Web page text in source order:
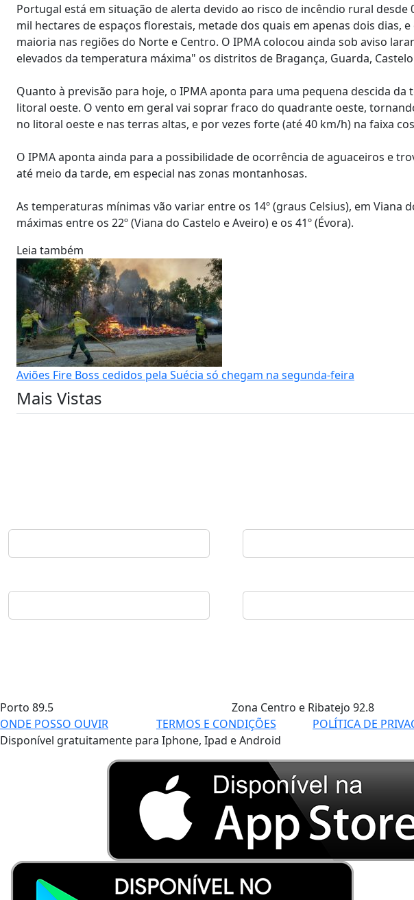
Portugal está em situação de alerta devido ao risco de incêndio rural desde
mil hectares de espaços florestais, metade dos quais em apenas dois dias,
maioria nas regiões do Norte e Centro. O IPMA colocou ainda sob aviso
elevados da temperatura máxima" os distritos de Bragança, Guarda,
Quanto à previsão para hoje, o IPMA aponta para uma pequena descida
litoral oeste. O vento em geral vai soprar fraco do quadrante oeste,
no litoral oeste e nas terras altas, e por vezes forte (até 40 km/h) na faixa
O IPMA aponta ainda para a possibilidade de ocorrência de aguaceiros e
até meio da tarde, em especial nas zonas montanhosas.
As temperaturas mínimas vão variar entre os 14º (graus Celsius), em Viana
máximas entre os 22º (Viana do Castelo e Aveiro) e os 41º (Évora).
Leia também
Aviões Fire Boss cedidos pela Suécia só chegam na segunda-feira
Mais Vistas
Porto 89.5 Zona Centro e Ribatejo 92.8
ONDE POSSO OUVIR
TERMOS E CONDIÇÕES POLÍTICA DE
Disponível gratuitamente para Iphone, Ipad e Android